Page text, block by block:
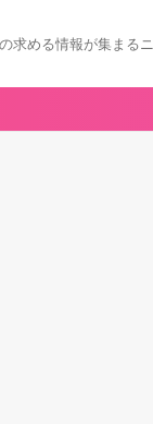
求める情報が集まる